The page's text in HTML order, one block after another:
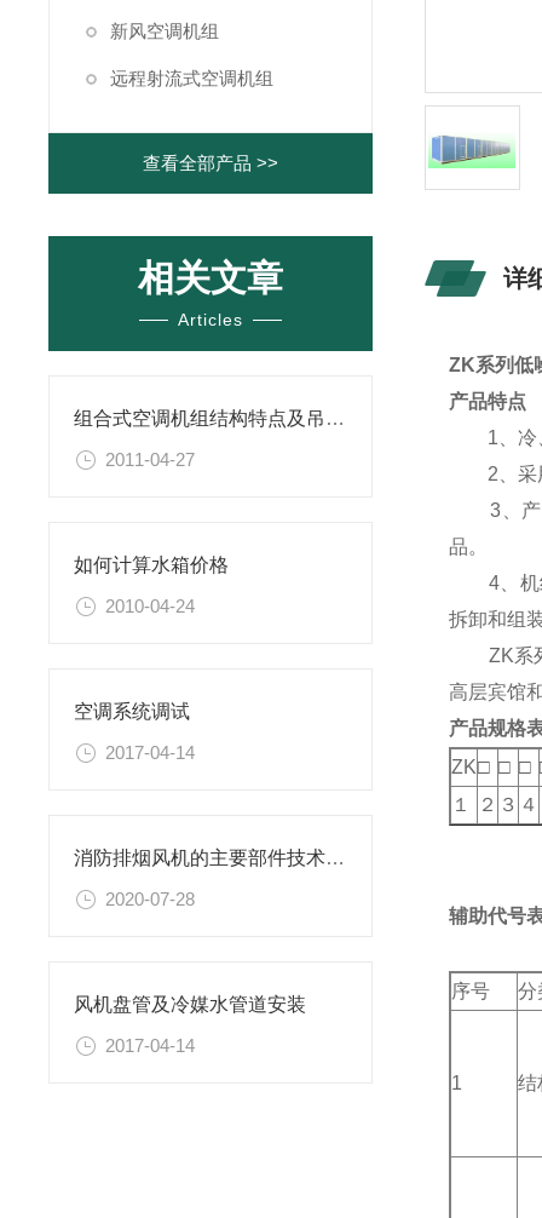
新风空调机组
远程射流式空调机组
查看全部产品 >>
相关文章
Articles
组合式空调机组结构特点及吊装维护保养
2011-04-27
如何计算水箱价格
2010-04-24
空调系统调试
2017-04-14
消防排烟风机的主要部件技术要求是怎样的
2020-07-28
风机盘管及冷媒水管道安装
2017-04-14
详
ZK系列
产品特点
1、冷、
2、采用
3、产品
品。
4、机组
拆卸和组
ZK系列
高层宾馆
产品规格
ZK□ □ □
１
２ ３ ４
辅助代号
序号 分
1 结